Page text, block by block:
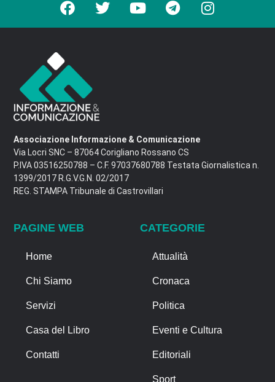
Associazione Informazione & Comunicazione
Via Locri SNC – 87064 Corigliano Rossano CS
P.IVA 03516250788 – C.F. 97037680788 Testata Giornalistica n.
1399/2017 R.G.V.G.N. 02/2017
REG. STAMPA Tribunale di Castrovillari
PAGINE WEB
Home
Chi Siamo
Servizi
Casa del Libro
Contatti
CATEGORIE
Attualità
Cronaca
Politica
Eventi e Cultura
Editoriali
Sport